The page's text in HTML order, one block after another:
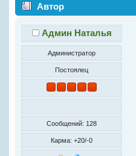
Автор
Админ Наталья
Администратор
Постоялец
Сообщений: 128
Карма: +20/-0